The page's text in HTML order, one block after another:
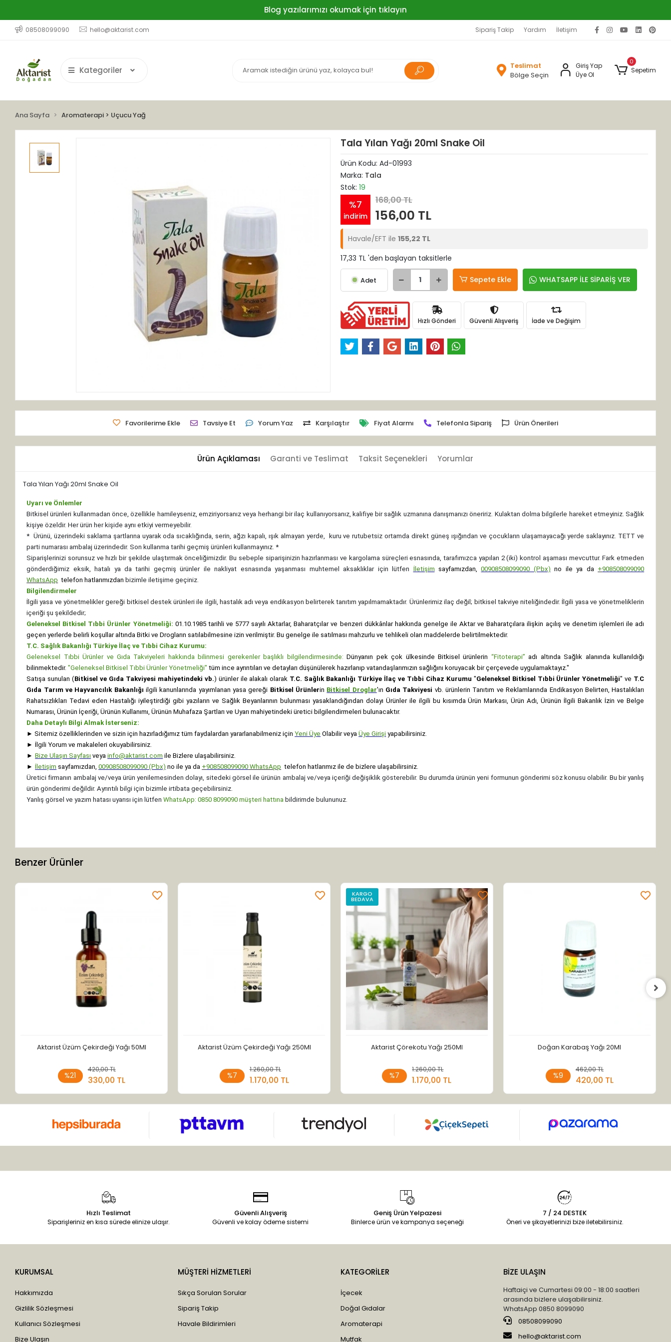
Blog yazılarımızı okumak için tıklayın
08508099090 hello@aktarist.com Sipariş Takip Yardım İletişim
Kategoriler
Teslimat
Bölge Seçin
Giriş Yap
Üye Ol
0
Sepetim
Ana Sayfa Aromaterapi > Uçucu Yağ
Tala Yılan Yağı 20ml Snake Oil
Ürün Kodu: Ad-01993
Marka: Tala
Stok: 19
%7
indirim
168,00 TL
156,00 TL
Havale/EFT ile 155,22 TL
17,33 TL 'den başlayan taksitlerle
Adet Sepete Ekle WHATSAPP İLE SİPARİŞ VER
Hızlı Gönderi Güvenli Alışveriş İade ve Değişim
Favorilerime Ekle Tavsiye Et Yorum Yaz Karşılaştır Fiyat Alarmı Telefonla Sipariş Ürün Önerileri
Ürün Açıklaması Garanti ve Teslimat Taksit Seçenekleri Yorumlar
Tala Yılan Yağı 20ml Snake Oil
Uyarı ve Önlemler
Bitkisel ürünleri kullanmadan önce, özellikle hamileyseniz, emziriyorsanız veya herhangi bir ilaç kullanıyorsanız, kalifiye bir sağlık uzmanına danışmanızı öneririz. Kulaktan dolma bilgilerle hareket etmeyiniz. Sağlık
kişiye özeldir. Her ürün her kişide aynı etkiyi vermeyebilir.
* Ürünü, üzerindeki saklama şartlarına uyarak oda sıcaklığında, serin, ağzı kapalı, ışık almayan yerde, kuru ve rutubetsiz ortamda direkt güneş ışığından ve çocukların ulaşamayacağı yerde saklayınız. TETT ve
parti numarası ambalaj üzerindedir. Son kullanma tarihi geçmiş ürünleri kullanmayınız. *
Siparişlerinizi sorunsuz ve hızlı bir şekilde ulaştırmak önceliğimizdir. Bu sebeple siparişinizin hazırlanması ve kargolama süreçleri esnasında, tarafımızca yapılan 2 (iki) kontrol aşaması mevcuttur. Fark etmeden
gönderdiğimiz eksik, hatalı ya da tarihi geçmiş ürünler ile nakliyat esnasında yaşanması muhtemel aksaklıklar için lütfen İletişim sayfamızdan,00908508099090 (Pbx) no ile ya da +908508099090
WhatsApp telefon hatlarımızdan bizimle iletişime geçiniz.
Bilgilendirmeler
İlgili yasa ve yönetmelikler gereği bitkisel destek ürünleri ile ilgili, hastalık adı veya endikasyon belirterek tanıtım yapılmamaktadır. Ürünlerimiz ilaç değil; bitkisel takviye niteliğindedir. İlgili yasa ve yönetmeliklerin
içeriği şu şekildedir;
Geleneksel Bitkisel Tıbbi Ürünler Yönetmeliği: 01.10.1985 tarihli ve 5777 sayılı Aktarlar, Baharatçılar ve benzeri dükkânlar hakkında genelge ile Aktar ve Baharatçılara ilişkin açılış ve denetim işlemleri ile adı
geçen yerlerde belirli koşullar altında Bitki ve Drogların satılabilmesine izin verilmiştir. Bu genelge ile satılması mahzurlu ve tehlikeli olan maddelerde belirtilmektedir.
T.C. Sağlık Bakanlığı Türkiye İlaç ve Tıbbi Cihaz Kurumu:
Geleneksel Tıbbi Ürünler ve Gıda Takviyeleri hakkında bilinmesi gerekenler başlıklı bilgilendirmesinde: Dünyanın pek çok ülkesinde Bitkisel ürünlerin “Fitoterapi” adı altında Sağlık alanında kullanıldığı
bilinmektedir."Geleneksel Bitkisel Tıbbi Ürünler Yönetmeliği" tüm ince ayrıntıları ve detayları düşünülerek hazırlanıp vatandaşlarımızın sağlığını koruyacak bir çerçevede uygulamaktayız."
Satışa sunulan (Bitkisel ve Gıda Takviyesi mahiyetindeki vb.) ürünler ile alakalı olarak T.C. Sağlık Bakanlığı Türkiye İlaç ve Tıbbi Cihaz Kurumu "Geleneksel Bitkisel Tıbbi Ürünler Yönetmeliği" ve T.C
Gıda Tarım ve Hayvancılık Bakanlığı ilgili kanunlarında yayımlanan yasa gereği Bitkisel Ürünlerin Bitkisel Droglar'ın Gıda Takviyesi vb. ürünlerin Tanıtım ve Reklamlarında Endikasyon Belirten, Hastalıkları
Rahatsızlıkları Tedavi eden Hastalığı iyileştirdiği gibi yazıların ve Sağlık Beyanlarının bulunması yasaklandığından dolayı Ürünler ile ilgili bu kısımda Ürün Markası, Ürün Adı, Ürünün İlgili Bakanlık İzin ve Belge
Numarası, Ürünün İçeriği, Ürünün Kullanımı, Ürünün Muhafaza Şartları ve Uyarı mahiyetindeki üretici bilgilendirmeleri bulunacaktır.
Daha Detaylı Bilgi Almak İsterseniz:
► Sitemiz özelliklerinden ve sizin için hazırladığımız tüm faydalardan yararlanabilmeniz içinYeni Üye Olabilir veyaÜye Girişi yapabilirsiniz.
► İlgili Yorum ve makaleleri okuyabilirsiniz.
► Bize Ulaşın Sayfası veya info@aktarist.com ile Bizlere ulaşabilirsiniz.
► İletişim sayfamızdan,00908508099090 (Pbx) no ile ya da +908508099090 WhatsApp telefon hatlarımız ile de bizlere ulaşabilirsiniz.
Üretici firmanın ambalaj ve/veya ürün yenilemesinden dolayı, sitedeki görsel ile ürünün ambalaj ve/veya içeriği değişiklik gösterebilir. Bu durumda ürünün yeni formunun gönderimi söz konusu olabilir. Bu bir yanlış
ürün gönderimi değildir. Ayrıntılı bilgi için bizimle irtibata geçebilirsiniz.
Yanlış görsel ve yazım hatası uyarısı için lütfenWhatsApp: 0850 8099090 müşteri hattına bildirimde bulununuz.
Benzer Ürünler
Aktarist Üzüm Çekirdeği Yağı 50Ml
%21
420,00 TL
330,00 TL
Sepete Ekle
Aktarist Üzüm Çekirdeği Yağı 250Ml
%7
1.260,00 TL
1.170,00 TL
Sepete Ekle
KARGO
BEDAVA
Aktarist Çörekotu Yağı 250Ml
%7
1.260,00 TL
1.170,00 TL
Sepete Ekle
Doğan Karabaş Yağı 20Ml
%9
462,00 TL
420,00 TL
Sepete Ekle
Hızlı Teslimat
Siparişleriniz en kısa sürede elinize ulaşır.
Güvenli Alışveriş
Güvenli ve kolay ödeme sistemi
Geniş Ürün Yelpazesi
Binlerce ürün ve kampanya seçeneği
7 / 24 DESTEK
Öneri ve şikayetlerinizi bize iletebilirsiniz.
KURUMSAL
Hakkımızda
Gizlilik Sözleşmesi
Kullanıcı Sözleşmesi
Bize Ulaşın
MÜŞTERİ HİZMETLERİ
Sıkça Sorulan Sorular
Sipariş Takip
Havale Bildirimleri
KATEGORİLER
İçecek
Doğal Gıdalar
Aromaterapi
Mutfak
BİZE ULAŞIN
Haftaiçi ve Cumartesi 09:00 - 18:00 saatleri
arasında bizlere ulaşabilirsiniz.
WhatsApp 0850 8099090
08508099090
hello@aktarist.com